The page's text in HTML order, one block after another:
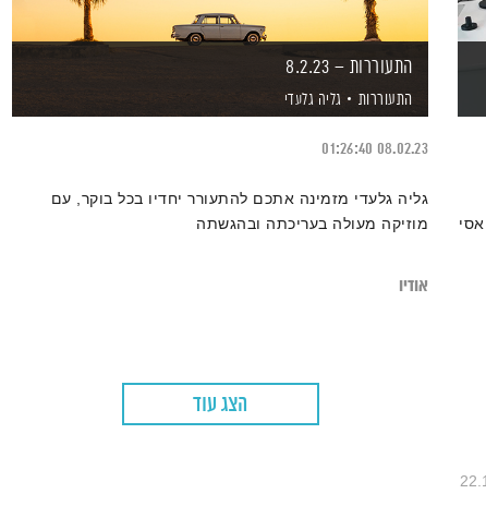
התעוררות – 8.2.23
התעוררות גליה גלעדי
08.02.23
01:26:40
גליה גלעדי מזמינה אתכם להתעורר יחדיו בכל בוקר, עם
מוזיקה מעולה בעריכתה ובהגשתה
אודיו
הצג עוד